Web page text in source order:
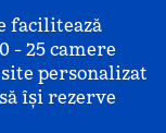
facilitează
- 25 camere
personalizat
își rezerve